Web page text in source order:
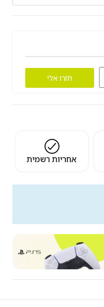
חזרו אלי
אחריות רשמית